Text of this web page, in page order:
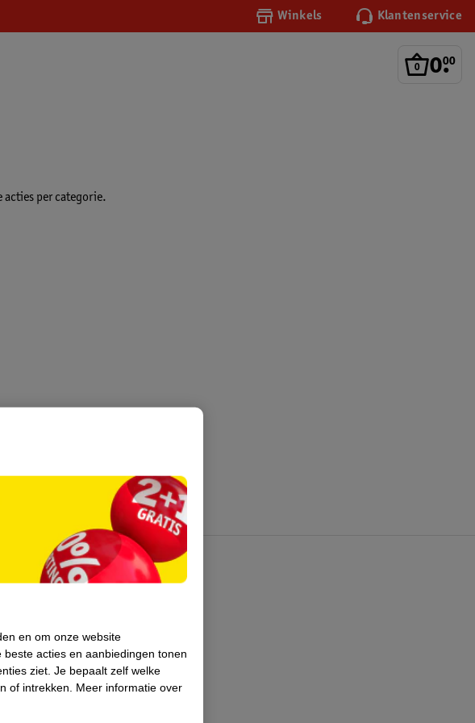
Winkels Klantenservice
0.
00
acties per categorie.
en om onze website
acties en aanbiedingen tonen
ziet. Je bepaalt zelf welke
of intrekken.
Meer informatie over